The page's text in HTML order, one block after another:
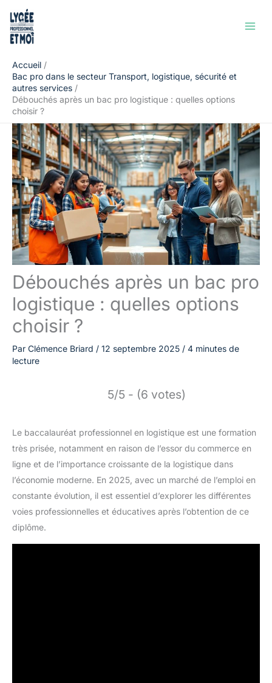
contenu
Accueil
Bac pro dans le secteur Transport, logistique, sécurité et
autres services
Débouchés après un bac pro logistique : quelles options
choisir ?
Débouchés après un bac pro
logistique : quelles options
choisir ?
Par Clémence Briard / 12 septembre 2025 / 4 minutes de
lecture
5/5 - (6 votes)
Le baccalauréat professionnel en logistique est une formation
très prisée, notamment en raison de l’essor du commerce en
ligne et de l’importance croissante de la logistique dans
l’économie moderne. En 2025, avec un marché de l’emploi en
constante évolution, il est essentiel d’explorer les différentes
voies professionnelles et éducatives après l’obtention de ce
diplôme.
Rechercher